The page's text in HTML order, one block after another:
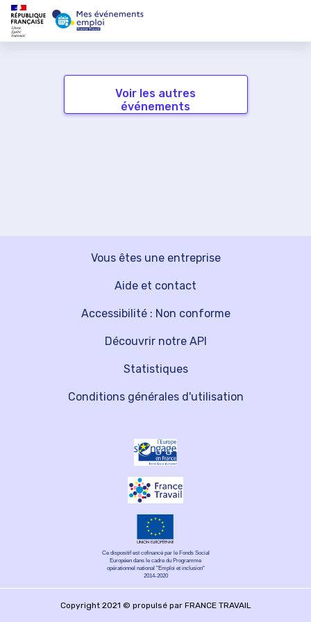
Voir les autres
événements
Vous êtes une entreprise
Découvrir notre API
Aide et contact
Statistiques
Accessibilité : Non conforme
Conditions générales d'utilisation
Ce dispositif est cofinancé par le Fonds Social
Européen dans le cadre du Programme
opérationnel national "Emploi et inclusion"
2014-2020
Copyright 2021 © propulsé par FRANCE TRAVAIL